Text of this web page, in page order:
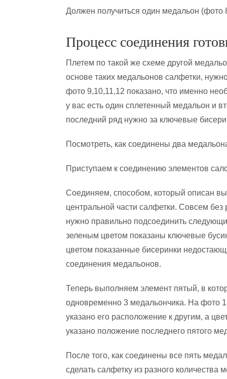
Должен получиться один медальон (фото
Процесс соединения
Плетем по такой же схеме другой
основе таких медальонов салфетки,
фото 9,10,11,12 показано, что именно
у вас есть один сплетенный медальон и
последний ряд нужно за ключевые
Посмотреть, как соединены два
Приступаем к соединению элементов
Соединяем, способом, который описан
центральной части салфетки. Совсем
нужно правильно подсоединить
зеленым цветом показаны ключевые
цветом показанные бисеринки
соединения медальонов.
Теперь выполняем элемент пятый, в
одновременно 3 медальончика. На фото
указано его расположение к другим, а
указано положение последнего пятого
После того, как соединены все пять
сделать салфетку из разного количества